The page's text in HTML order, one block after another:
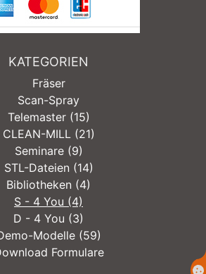
KATEGORIEN
Fräser
Scan-Spray
Telemaster (15)
CLEAN-MILL (21)
Seminare (9)
STL-Dateien (14)
Bibliotheken (4)
S - 4 You (4)
D - 4 You (3)
Modelle (59)
Formulare